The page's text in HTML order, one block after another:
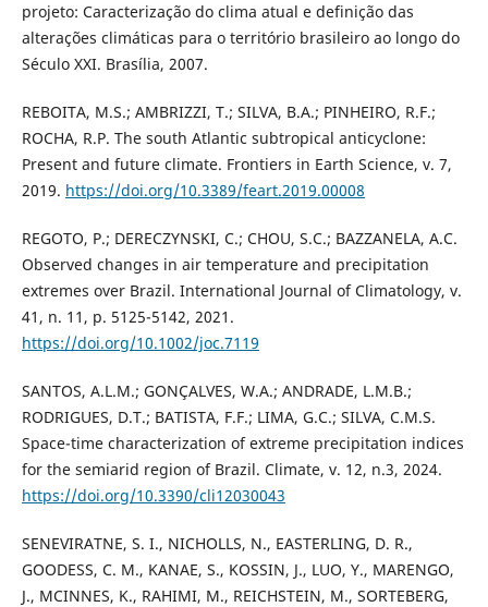
projeto: Caracterização do clima atual e definição das
alterações climáticas para o território brasileiro ao longo do
Século XXI. Brasília, 2007.
REBOITA, M.S.; AMBRIZZI, T.; SILVA, B.A.; PINHEIRO, R.F.;
ROCHA, R.P. The south Atlantic subtropical anticyclone:
Present and future climate. Frontiers in Earth Science, v. 7,
2019. https://doi.org/10.3389/feart.2019.00008
REGOTO, P.; DERECZYNSKI, C.; CHOU, S.C.; BAZZANELA, A.C.
Observed changes in air temperature and precipitation
extremes over Brazil. International Journal of Climatology, v.
41, n. 11, p. 5125-5142, 2021.
https://doi.org/10.1002/joc.7119
SANTOS, A.L.M.; GONÇALVES, W.A.; ANDRADE, L.M.B.;
RODRIGUES, D.T.; BATISTA, F.F.; LIMA, G.C.; SILVA, C.M.S.
Space-time characterization of extreme precipitation indices
for the semiarid region of Brazil. Climate, v. 12, n.3, 2024.
https://doi.org/10.3390/cli12030043
SENEVIRATNE, S. I., NICHOLLS, N., EASTERLING, D. R.,
GOODESS, C. M., KANAE, S., KOSSIN, J., LUO, Y., MARENGO,
J., MCINNES, K., RAHIMI, M., REICHSTEIN, M., SORTEBERG,